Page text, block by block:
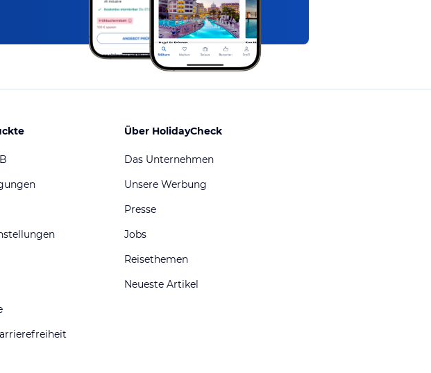
Über HolidayCheck
Das Unternehmen
Unsere Werbung
Presse
Jobs
Reisethemen
Neueste Artikel